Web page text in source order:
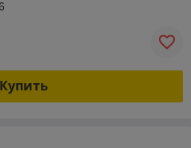
Купить